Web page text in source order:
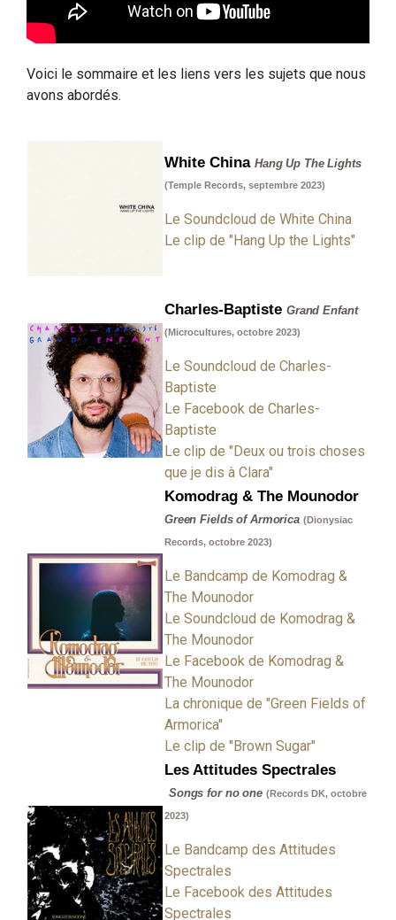
Voici le sommaire et les liens vers les sujets que nous
avons abordés.
White China Hang Up The Lights
(Temple Records, septembre 2023)
Le Soundcloud de White China
Le clip de "Hang Up the Lights"
Charles-Baptiste Grand Enfant
(Microcultures, octobre 2023)
Le Soundcloud de Charles-
Baptiste
Le Facebook de Charles-
Baptiste
Le clip de "Deux ou trois choses
que je dis à Clara"
Komodrag & The Mounodor
Green Fields of Armorica (Dionysiac
Records, octobre 2023)
Le Bandcamp de Komodrag &
The Mounodor
Le Soundcloud de Komodrag &
The Mounodor
Le Facebook de Komodrag &
The Mounodor
La chronique de "Green Fields of
Armorica"
Le clip de "Brown Sugar"
Les Attitudes Spectrales
Songs for no one (Records DK, octobre
2023)
Le Bandcamp des Attitudes
Spectrales
Le Facebook des Attitudes
Spectrales